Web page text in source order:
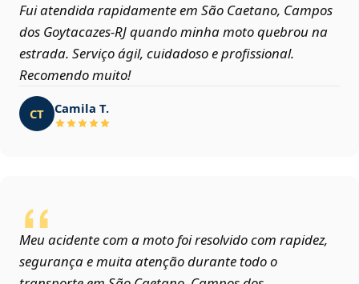
Fui atendida rapidamente em São Caetano, Campos
dos Goytacazes‑RJ quando minha moto quebrou na
estrada. Serviço ágil, cuidadoso e profissional.
Recomendo muito!
CT Camila T.
Meu acidente com a moto foi resolvido com rapidez,
segurança e muita atenção durante todo o